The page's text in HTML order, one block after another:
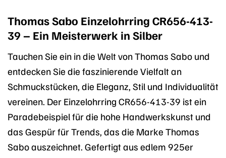
Thomas Sabo Einzelohrring CR656-413-
39 – Ein Meisterwerk in Silber
Tauchen Sie ein in die Welt von Thomas Sabo und
entdecken Sie die faszinierende Vielfalt an
Schmuckstücken, die Eleganz, Stil und Individualität
vereinen. Der Einzelohrring CR656-413-39 ist ein
Paradebeispiel für die hohe Handwerkskunst und
das Gespür für Trends, das die Marke Thomas
Sabo auszeichnet. Gefertigt aus edlem 925er